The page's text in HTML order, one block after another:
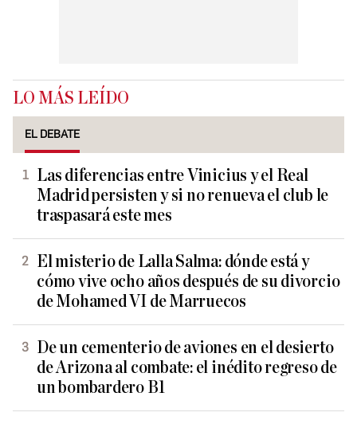
LO MÁS LEÍDO
EL DEBATE
Las diferencias entre Vinicius y el Real
Madrid persisten y si no renueva el club le
traspasará este mes
El misterio de Lalla Salma: dónde está y
cómo vive ocho años después de su divorcio
de Mohamed VI de Marruecos
De un cementerio de aviones en el desierto
de Arizona al combate: el inédito regreso de
un bombardero B1